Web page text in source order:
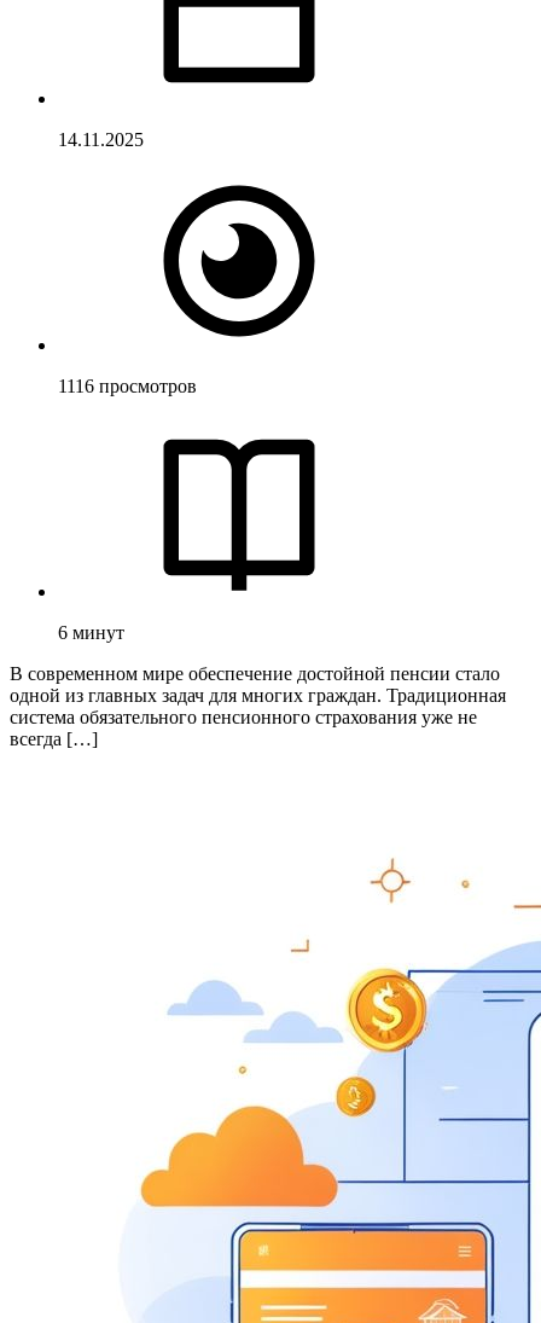
14.11.2025
1116 просмотров
6 минут
В современном мире обеспечение достойной пенсии стало
одной из главных задач для многих граждан. Традиционная
система обязательного пенсионного страхования уже не
всегда […]